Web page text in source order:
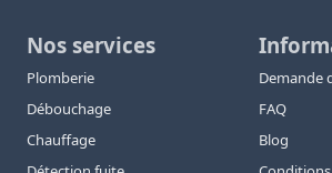
Nos services
Plomberie
Débouchage
Chauffage
Demande
FAQ
Blog